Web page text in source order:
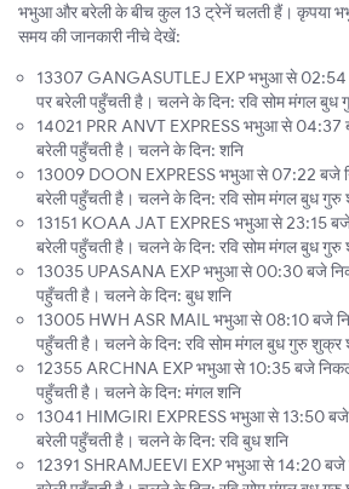
भभुआ और बरेली के बीच कुल 13 ट्रेनें चलती हैं। कृपया
समय की जानकारी नीचे देखें:
13307 GANGASUTLEJ EXP भभुआ से 02:54
पर बरेली पहुँचती है। चलने के दिन: रवि सोम मंगल बुध
14021 PRR ANVT EXPRESS भभुआ से 04:37
बरेली पहुँचती है। चलने के दिन: शनि
13009 DOON EXPRESS भभुआ से 07:22 बजे
बरेली पहुँचती है। चलने के दिन: रवि सोम मंगल बुध
13151 KOAA JAT EXPRES भभुआ से 23:15
बरेली पहुँचती है। चलने के दिन: रवि सोम मंगल बुध
13035 UPASANA EXP भभुआ से 00:30 बजे
पहुँचती है। चलने के दिन: बुध शनि
13005 HWH ASR MAIL भभुआ से 08:10 बजे
पहुँचती है। चलने के दिन: रवि सोम मंगल बुध गुरु शुक्र
12355 ARCHNA EXP भभुआ से 10:35 बजे
पहुँचती है। चलने के दिन: मंगल शनि
13041 HIMGIRI EXPRESS भभुआ से 13:50
बरेली पहुँचती है। चलने के दिन: रवि बुध शनि
12391 SHRAMJEEVI EXP भभुआ से 14:20 बजे